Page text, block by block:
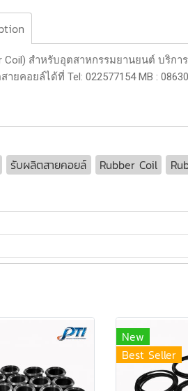
Coil) สำหรับอุตสาหกรรมยานยนต์ บริก
ยคอยล์ได้ที่ Tel: 022577154 MB :
รับผลิตสายคอยล์ Rubber Coil
New
Best Seller